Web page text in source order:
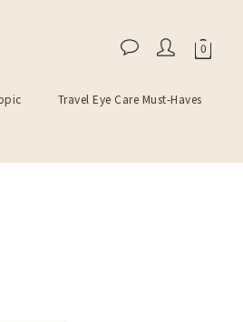
Travel Eye Care Must-Haves